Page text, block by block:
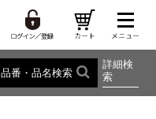
品番・品名検索
詳細検
索